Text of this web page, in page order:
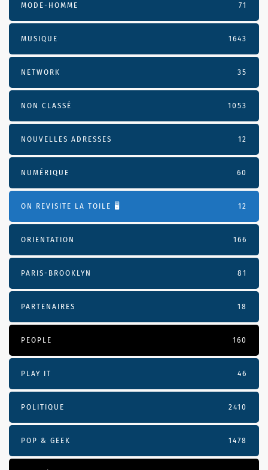
MODE-HOMME 71
MUSIQUE 1643
NETWORK 35
NON CLASSÉ 1053
NOUVELLES ADRESSES 12
NUMÉRIQUE 60
ON REVISITE LA TOILE 🖥️ 12
ORIENTATION 166
PARIS-BROOKLYN 81
PARTENAIRES 18
PEOPLE 160
PLAY IT 46
POLITIQUE 2410
POP & GEEK 1478